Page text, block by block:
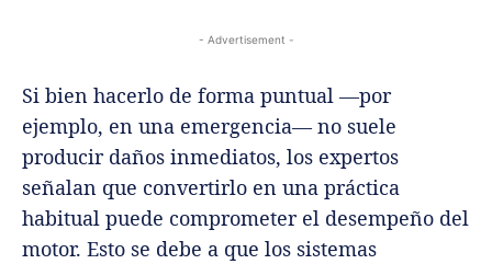
- Advertisement -
Si bien hacerlo de forma puntual —por
ejemplo, en una emergencia— no suele
producir daños inmediatos, los expertos
señalan que convertirlo en una práctica
habitual puede comprometer el desempeño del
motor. Esto se debe a que los sistemas